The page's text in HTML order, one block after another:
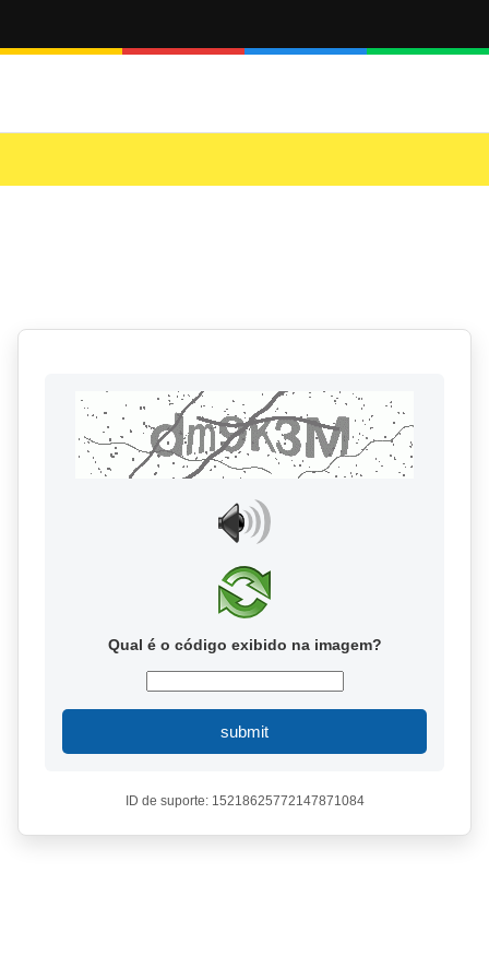
Qual é o código exibido na imagem?
submit
ID de suporte: 15218625772147871084